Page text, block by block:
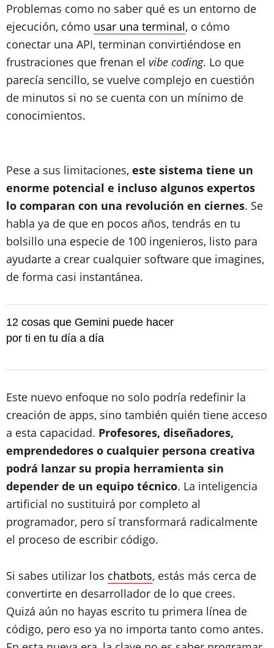
Problemas como no saber qué es un entorno de
ejecución, cómo usar una terminal, o cómo
conectar una API, terminan convirtiéndose en
frustraciones que frenan el vibe coding. Lo que
parecía sencillo, se vuelve complejo en cuestión
de minutos si no se cuenta con un mínimo de
conocimientos.
Pese a sus limitaciones, este sistema tiene un
enorme potencial e incluso algunos expertos
lo comparan con una revolución en ciernes. Se
habla ya de que en pocos años, tendrás en tu
bolsillo una especie de 100 ingenieros, listo para
ayudarte a crear cualquier software que imagines,
de forma casi instantánea.
12 cosas que Gemini puede hacer
por ti en tu día a día
Este nuevo enfoque no solo podría redefinir la
creación de apps, sino también quién tiene acceso
a esta capacidad. Profesores, diseñadores,
emprendedores o cualquier persona creativa
podrá lanzar su propia herramienta sin
depender de un equipo técnico. La inteligencia
artificial no sustituirá por completo al
programador, pero sí transformará radicalmente
el proceso de escribir código.
Si sabes utilizar los chatbots, estás más cerca de
convertirte en desarrollador de lo que crees.
Quizá aún no hayas escrito tu primera línea de
código, pero eso ya no importa tanto como antes.